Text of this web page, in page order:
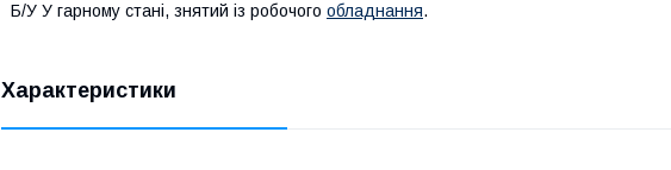
Б/У У гарному стані, знятий із робочого обладнання.
Характеристики